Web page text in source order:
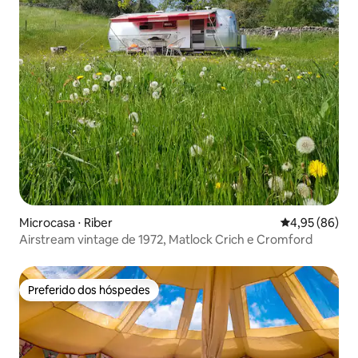
Microcasa ⋅ Riber 4,95 de uma
4,95 (86)
Airstream vintage de 1972, Matlock Crich e Cromford
Preferido dos hóspedes
Preferido dos hóspedes